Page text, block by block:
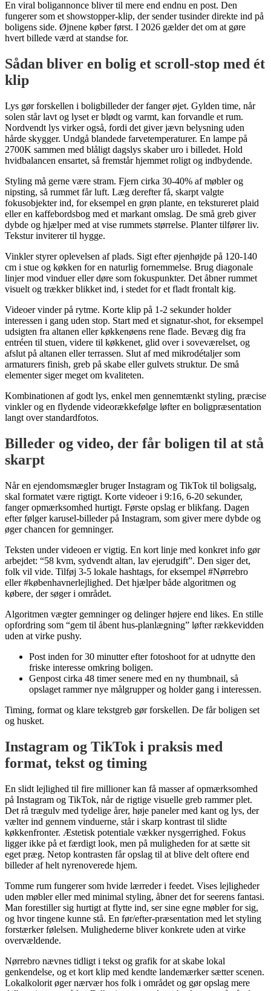
En viral boligannonce bliver til mere end endnu en post. Den
fungerer som et showstopper-klip, der sender tusinder direkte ind på
boligens side. Øjnene køber først. I 2026 gælder det om at gøre
hvert billede værd at standse for.
Sådan bliver en bolig et scroll‑stop med ét
klip
Lys gør forskellen i boligbilleder der fanger øjet. Gylden time, når
solen står lavt og lyset er blødt og varmt, kan forvandle et rum.
Nordvendt lys virker også, fordi det giver jævn belysning uden
hårde skygger. Undgå blandede farvetemperaturer. En lampe på
2700K sammen med blåligt dagslys skaber uro i billedet. Hold
hvidbalancen ensartet, så fremstår hjemmet roligt og indbydende.
Styling må gerne være stram. Fjern cirka 30-40% af møbler og
nipsting, så rummet får luft. Læg derefter få, skarpt valgte
fokusobjekter ind, for eksempel en grøn plante, en tekstureret plaid
eller en kaffebordsbog med et markant omslag. De små greb giver
dybde og hjælper med at vise rummets størrelse. Planter tilfører liv.
Tekstur inviterer til hygge.
Vinkler styrer oplevelsen af plads. Sigt efter øjenhøjde på 120-140
cm i stue og køkken for en naturlig fornemmelse. Brug diagonale
linjer mod vinduer eller døre som fokuspunkter. Det åbner rummet
visuelt og trækker blikket ind, i stedet for et fladt frontalt kig.
Videoer vinder på rytme. Korte klip på 1-2 sekunder holder
interessen i gang uden stop. Start med et signatur-shot, for eksempel
udsigten fra altanen eller køkkenøens rene flade. Bevæg dig fra
entréen til stuen, videre til køkkenet, glid over i soveværelset, og
afslut på altanen eller terrassen. Slut af med mikrodétaljer som
armaturers finish, greb på skabe eller gulvets struktur. De små
elementer siger meget om kvaliteten.
Kombinationen af godt lys, enkel men gennemtænkt styling, præcise
vinkler og en flydende videorækkefølge løfter en boligpræsentation
langt over standardfotos.
Billeder og video, der får boligen til at stå
skarpt
Når en ejendomsmægler bruger Instagram og TikTok til boligsalg,
skal formatet være rigtigt. Korte videoer i 9:16, 6-20 sekunder,
fanger opmærksomhed hurtigt. Første opslag er blikfang. Dagen
efter følger karusel-billeder på Instagram, som giver mere dybde og
øger chancen for gemninger.
Teksten under videoen er vigtig. En kort linje med konkret info gør
arbejdet: “58 kvm, sydvendt altan, lav ejerudgift”. Den siger det,
folk vil vide. Tilføj 3-5 lokale hashtags, for eksempel #Nørrebro
eller #københavnerlejlighed. Det hjælper både algoritmen og
købere, der søger i området.
Algoritmen vægter gemninger og delinger højere end likes. En stille
opfordring som “gem til åbent hus-planlægning” løfter rækkevidden
uden at virke pushy.
Post inden for 30 minutter efter fotoshoot for at udnytte den
friske interesse omkring boligen.
Genpost cirka 48 timer senere med en ny thumbnail, så
opslaget rammer nye målgrupper og holder gang i interessen.
Timing, format og klare tekstgreb gør forskellen. De får boligen set
og husket.
Instagram og TikTok i praksis med
format, tekst og timing
En slidt lejlighed til fire millioner kan få masser af opmærksomhed
på Instagram og TikTok, når de rigtige visuelle greb rammer plet.
Det rå trægulv med tydelige årer, høje paneler med kant og lys, der
vælter ind gennem vinduerne, står i skarp kontrast til slidte
køkkenfronter. Æstetisk potentiale vækker nysgerrighed. Fokus
ligger ikke på et færdigt look, men på muligheden for at sætte sit
eget præg. Netop kontrasten får opslag til at blive delt oftere end
billeder af helt nyrenoverede hjem.
Tomme rum fungerer som hvide lærreder i feedet. Vises lejligheder
uden møbler eller med minimal styling, åbner det for seerens fantasi.
Man forestiller sig hurtigt at flytte ind, ser sine egne møbler for sig,
og hvor tingene kunne stå. En før/efter-præsentation med let styling
forstærker følelsen. Mulighederne bliver konkrete uden at virke
overvældende.
Nørrebro nævnes tidligt i tekst og grafik for at skabe lokal
genkendelse, og et kort klip med kendte landemærker sætter scenen.
Lokalkolorit øger nærvær hos folk i området og gør opslag mere